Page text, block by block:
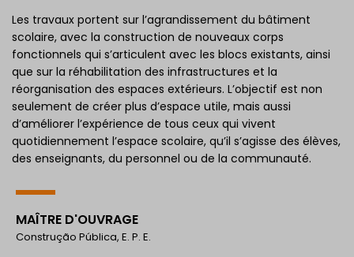
Les travaux portent sur l’agrandissement du bâtiment
scolaire, avec la construction de nouveaux corps
fonctionnels qui s’articulent avec les blocs existants, ainsi
que sur la réhabilitation des infrastructures et la
réorganisation des espaces extérieurs. L’objectif est non
seulement de créer plus d’espace utile, mais aussi
d’améliorer l’expérience de tous ceux qui vivent
quotidiennement l’espace scolaire, qu’il s’agisse des élèves,
des enseignants, du personnel ou de la communauté.
MAÎTRE D'OUVRAGE
Construção Pública, E. P. E.